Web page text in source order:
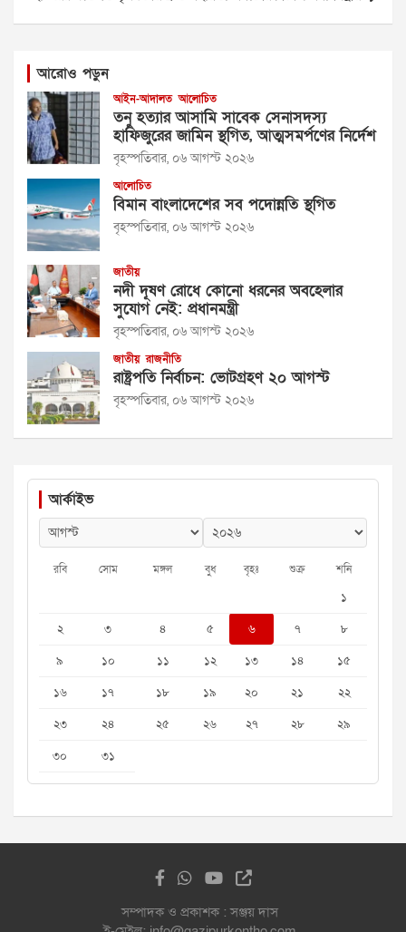
আরোও পড়ুন
আইন-আদালত আলোচিত
তনু হত্যার আসামি সাবেক সেনাসদস্য
হাফিজুরের জামিন স্থগিত, আত্মসমর্পণের নির্দেশ
বৃহস্পতিবার, ০৬ আগস্ট ২০২৬
আলোচিত
বিমান বাংলাদেশের সব পদোন্নতি স্থগিত
বৃহস্পতিবার, ০৬ আগস্ট ২০২৬
জাতীয়
নদী দূষণ রোধে কোনো ধরনের অবহেলার
সুযোগ নেই: প্রধানমন্ত্রী
বৃহস্পতিবার, ০৬ আগস্ট ২০২৬
জাতীয় রাজনীতি
রাষ্ট্রপতি নির্বাচন: ভোটগ্রহণ ২০ আগস্ট
বৃহস্পতিবার, ০৬ আগস্ট ২০২৬
আর্কাইভ
রবি সোম মঙ্গল বুধ বৃহঃ শুক্র শনি
১
২
৩ ৪ ৫ ৬ ৭
৮
৯
১০ ১১ ১২ ১৩ ১৪
১৫
১৬
১৭ ১৮ ১৯ ২০ ২১
২২
২৩
২৪ ২৫ ২৬ ২৭ ২৮
২৯
৩০
৩১
সম্পাদক ও প্রকাশক : সঞ্জয় দাস